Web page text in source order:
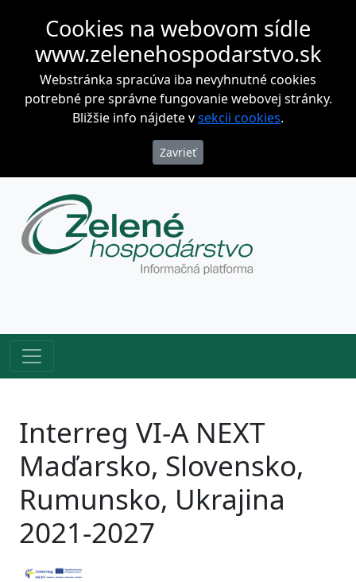
Cookies na webovom sídle
www.zelenehospodarstvo.sk
Webstránka spracúva iba nevyhnutné cookies
potrebné pre správne fungovanie webovej stránky.
Bližšie info nájdete vsekcii cookies.
Interreg VI-A NEXT
Maďarsko, Slovensko,
Rumunsko, Ukrajina
2021-2027